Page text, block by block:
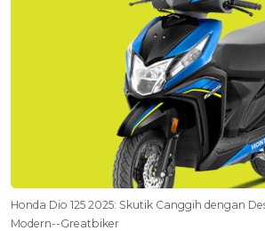
Honda Dio 125 2025: Skutik Canggih dengan
Modern--Greatbiker